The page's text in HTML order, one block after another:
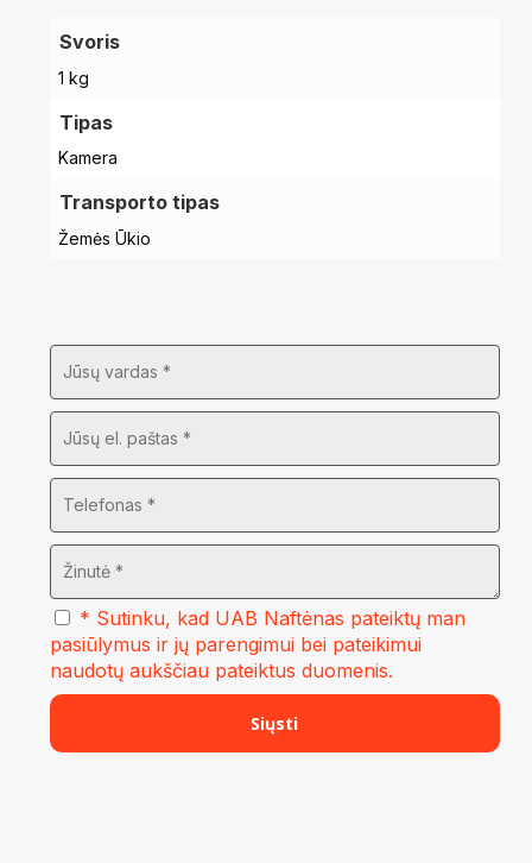
Svoris
1 kg
Tipas
Kamera
Transporto tipas
Žemės Ūkio
* Sutinku, kad UAB Naftėnas pateiktų man
pasiūlymus ir jų parengimui bei pateikimui
naudotų aukščiau pateiktus duomenis.